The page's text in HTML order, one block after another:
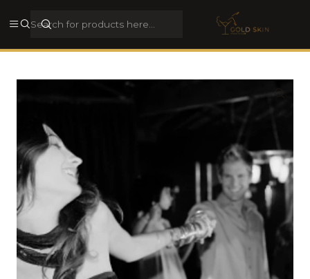
Rua Galerias de Paris, 44, 4050-284, Porto, Porto, Portugal